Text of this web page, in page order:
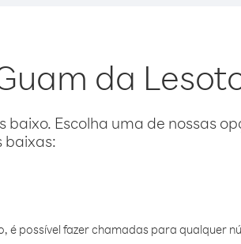
da
Escolha uma de nossas
baixas:
é possível fazer chamadas para qualquer